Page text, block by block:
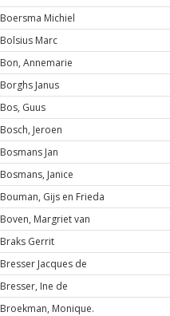
Boersma Michiel
Bolsius Marc
Bon, Annemarie
Borghs Janus
Bos, Guus
Bosch, Jeroen
Bosmans Jan
Bosmans, Janice
Bouman, Gijs en Frieda
Boven, Margriet van
Braks Gerrit
Bresser Jacques de
Bresser, Ine de
Broekman, Monique.